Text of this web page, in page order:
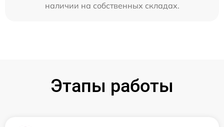
наличии на собственных складах.
Этапы работы